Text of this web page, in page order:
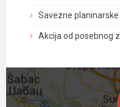
Savezne planinarske
Akcija od posebnog